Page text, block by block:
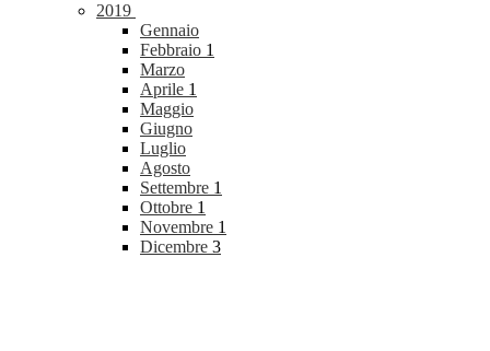
2019
Gennaio
Febbraio 1
Marzo
Aprile 1
Maggio
Giugno
Luglio
Agosto
Settembre 1
Ottobre 1
Novembre 1
Dicembre 3